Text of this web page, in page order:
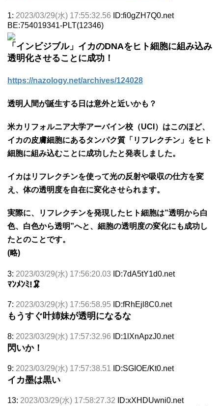
1: 2023/03/29(水) 17:55:32.56
ID:fi0gZH7Q0.net
BE:754019341-PLT(12346)
「インビジブル」イカのDNAをヒト細胞に組み込み
透明化させることに成功！
https://nazology.net/archives/124028
透明人間が誕生する日は意外と近いかも？
米カリフォルニア大学アーバイン校（UCI）はこのほど、
イカの皮膚細胞にあるタンパク質「リフレクチン」をヒト
細胞に組み込むことに成功したと発表しました。
イカはリフレクチンを使って光の反射や吸収の仕方を変
え、体の透明度を自在に変化させられます。
実際に、リフレクチンを発現したヒト細胞は”透明から白
色、白色から透明”へと、細胞の透明度の変化にも成功し
たとのことです。
(略)
3: 2023/03/29(水) 17:56:20.03 ID:7dA5tY1d0.net
ﾏﾝﾒﾝﾐ!🦑
7: 2023/03/29(水) 17:56:58.95 ID:fRhEjl8C0.net
もうすぐ叶姉妹が透明になるな
8: 2023/03/29(水) 17:57:32.96 ID:1lXnApzJ0.net
閃いか！
9: 2023/03/29(水) 17:57:38.51 ID:SGIOE/Kt0.net
イカ墨は黒い
13: 2023/03/29(水) 17:58:27.32 ID:xXHDUwni0.net